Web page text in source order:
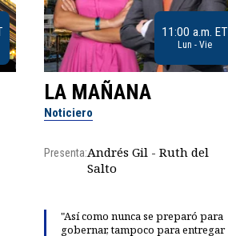
11:00 a.m. ET
Lun - Vie
LA MAÑANA
Noticiero
Presenta:Andrés Gil - Ruth del
Salto
"Así como nunca se preparó para
gobernar, tampoco para entregar